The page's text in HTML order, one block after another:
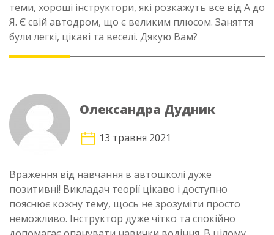
теми, хороші інструктори, які розкажуть все від А до
Я. Є свій автодром, що є великим плюсом. Заняття
були легкі, цікаві та веселі. Дякую Вам?
Олександра Дудник
13 травня 2021
Враження від навчання в автошколі дуже
позитивні! Викладач теорії цікаво і доступно
пояснює кожну тему, щось не зрозуміти просто
неможливо. Інструктор дуже чітко та спокійно